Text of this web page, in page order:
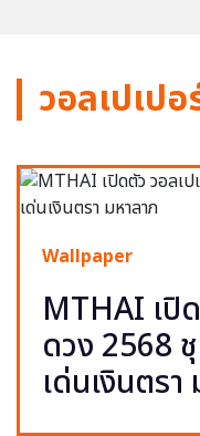
วอลเปเป
Wallpaper
MTHAI เปิ
ดวง 2568
เด่นเงินตรา